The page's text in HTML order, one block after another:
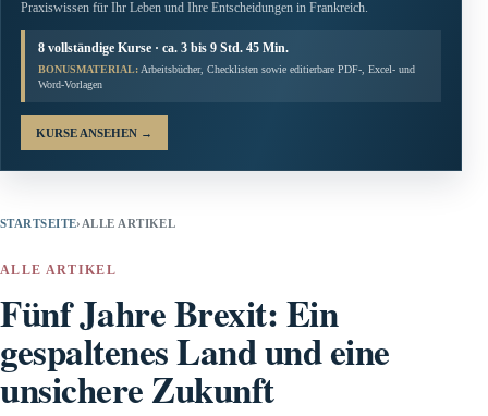
Praxiswissen für Ihr Leben und Ihre Entscheidungen in Frankreich.
8 vollständige Kurse · ca. 3 bis 9 Std. 45 Min.
BONUSMATERIAL: Arbeitsbücher, Checklisten sowie editierbare PDF-, Excel- und
Word-Vorlagen
KURSE ANSEHEN →
STARTSEITE› ALLE ARTIKEL
ALLE ARTIKEL
Fünf Jahre Brexit: Ein
gespaltenes Land und eine
unsichere Zukunft